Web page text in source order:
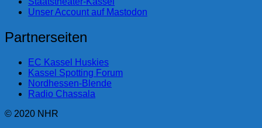
Unser Account auf Mastodon
Partnerseiten
EC Kassel Huskies
Kassel Spotting Forum
Nordhessen-Blende
Radio Chassala
© 2020 NHR